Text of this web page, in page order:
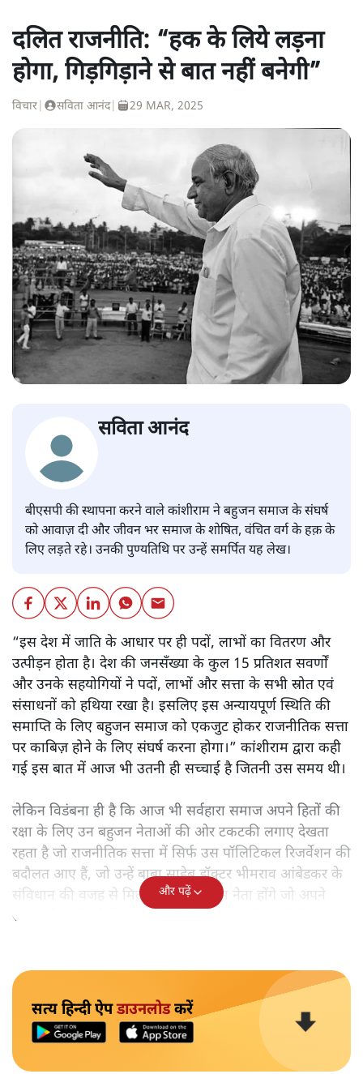
दलित राजनीति: “हक के लिये लड़ना
होगा, गिड़गिड़ाने से बात नहीं बनेगी”
विचार सविता आनंद| 29 MAR, 2025
सविता आनंद
बीएसपी की स्थापना करने वाले कांशीराम ने बहुजन समाज के संघर्ष
को आवाज़ दी और जीवन भर समाज के शोषित, वंचित वर्ग के हक़ के
लिए लड़ते रहे। उनकी पुण्यतिथि पर उन्हें समर्पित यह लेख।
“इस देश में जाति के आधार पर ही पदों, लाभों का वितरण और
उत्पीड़न होता है। देश की जनसँख्या के कुल 15 प्रतिशत सवर्णों
और उनके सहयोगियों ने पदों, लाभों और सत्ता के सभी स्रोत एवं
संसाधनों को हथिया रखा है। इसलिए इस अन्यायपूर्ण स्थिति की
समाप्ति के लिए बहुजन समाज को एकजुट होकर राजनीतिक सत्ता
पर काबिज़ होने के लिए संघर्ष करना होगा।” कांशीराम द्वारा कही
गई इस बात में आज भी उतनी ही सच्चाई है जितनी उस समय थी।
लेकिन विडंबना ही है कि आज भी सर्वहारा समाज अपने हितों की
रक्षा के लिए उन बहुजन नेताओं की ओर टकटकी लगाए देखता
रहता है जो राजनीतिक सत्ता में सिर्फ उस पॉलिटिकल रिजर्वेशन की
बदौलत आए हैं, जो उन्हें बाबा साहेब डॉक्टर भीमराव आंबेडकर के
संविधान की वजह से मिला। ऐसे बहुत कम नेता होंगे जो अपने
समाज के मुद्दों को विधानसभाओं में और संसद में उठाते हैं।
और पढ़ें
सत्य हिन्दी ऐपडाउनलोडकरें